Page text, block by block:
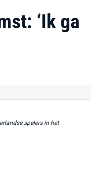
‘Ik ga
spelers in het